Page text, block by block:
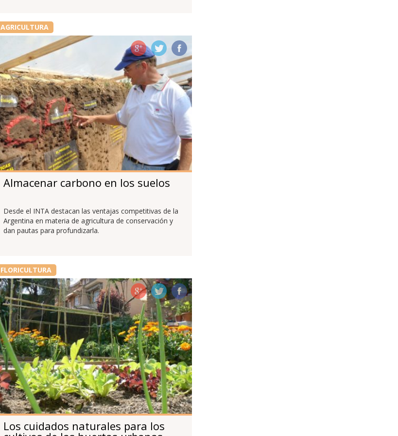
AGRICULTURA
Almacenar carbono en los suelos
Desde el INTA destacan las ventajas competitivas de la
Argentina en materia de agricultura de conservación y
dan pautas para profundizarla.
FLORICULTURA
Los cuidados naturales para los